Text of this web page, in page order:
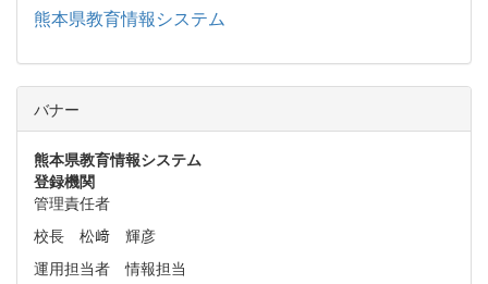
熊本県教育情報システム
バナー
熊本県教育情報システム
登録機関
管理責任者
校長 松﨑 輝彦
運用担当者 情報担当